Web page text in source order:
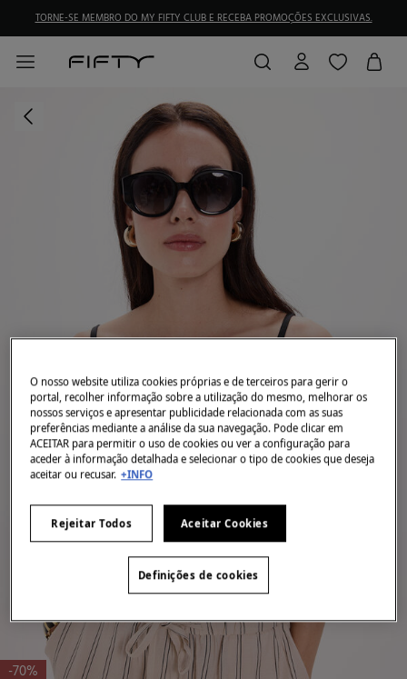
TORNE-SE MEMBRO DO MY FIFTY CLUB E RECEBA PROMOÇÕES EXCLUSIVAS.
-70%
O nosso website utiliza cookies próprias e de terceiros para gerir o
portal, recolher informação sobre a utilização do mesmo, melhorar os
nossos serviços e apresentar publicidade relacionada com as suas
preferências mediante a análise da sua navegação. Pode clicar em
ACEITAR para permitir o uso de cookies ou ver a configuração para
aceder à informação detalhada e selecionar o tipo de cookies que deseja
aceitar ou recusar. +INFO
Rejeitar Todos Aceitar Cookies
Definições de cookies